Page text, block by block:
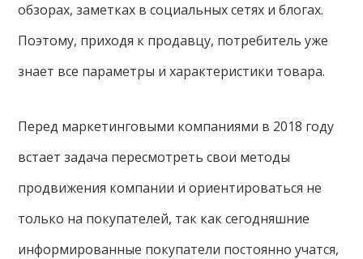
обзорах, заметках в социальных сетях и блогах.
Поэтому, приходя к продавцу, потребитель уже
знает все параметры и характеристики товара.
Перед маркетинговыми компаниями в 2018 году
встает задача пересмотреть свои методы
продвижения компании и ориентироваться не
только на покупателей, так как сегодняшние
информированные покупатели постоянно учатся,